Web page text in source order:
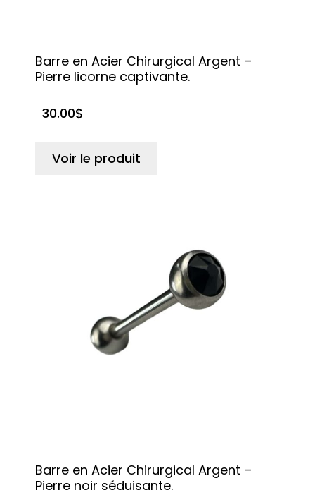
Barre en Acier Chirurgical Argent –
Pierre licorne captivante.
30.00$
Voir le produit
Barre en Acier Chirurgical Argent –
Pierre noir séduisante.